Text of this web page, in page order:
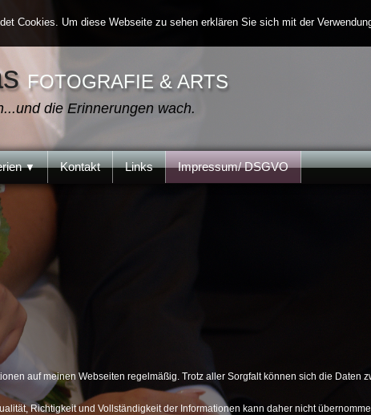
Cookies. Um diese Webseite zu sehen erklären Sie sich mit der
FOTOGRAFIE & ARTS
die Erinnerungen wach.
▼ Kontakt Links Impressum/ DSGVO
auf meinen Webseiten regelmäßig. Trotz aller Sorgfalt können sich die Daten
Richtigkeit und Vollständigkeit der Informationen kann daher nicht